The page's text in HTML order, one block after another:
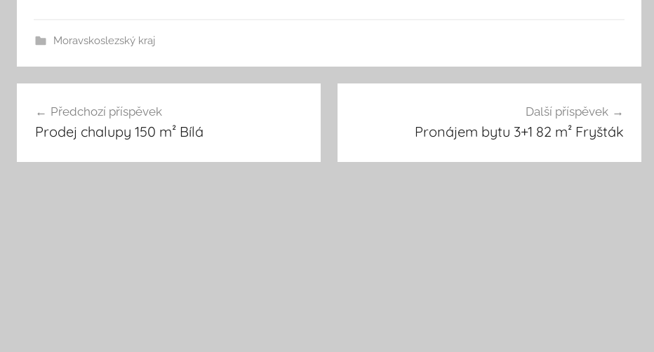
Moravskoslezský kraj
Navigace
pro
příspěvek
Předchozí příspěvek
Prodej chalupy 150 m² Bílá
Další příspěvek
Pronájem bytu 3+1 82 m² Fryšták